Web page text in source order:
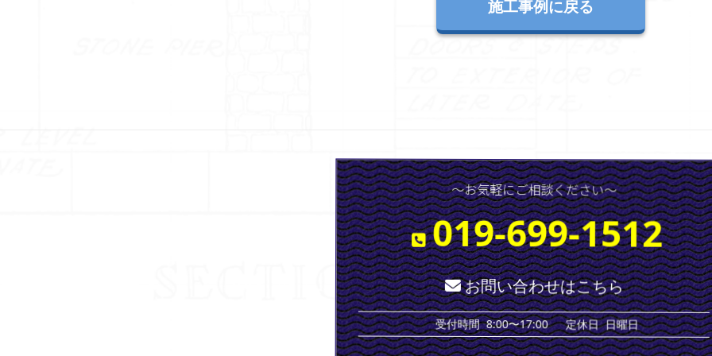
施工事例に戻る
〜お気軽にご相談ください〜
019-699-1512
お問い合わせはこちら
受付時間 8:00〜17:00 定休日 日曜日